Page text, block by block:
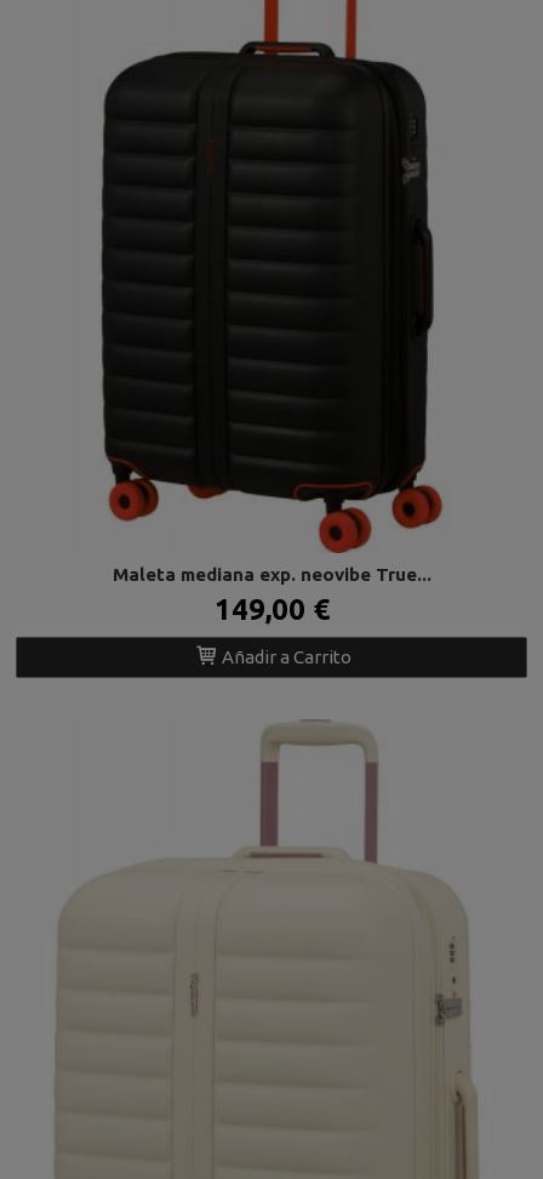
Maleta mediana exp. neovibe True...
149,00 €
Añadir a Carrito